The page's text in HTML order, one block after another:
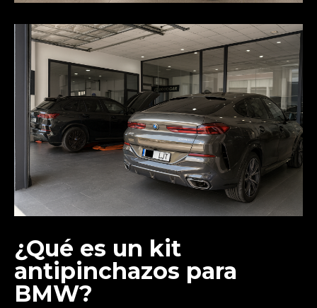
¿Qué es un kit
antipinchazos para
BMW?